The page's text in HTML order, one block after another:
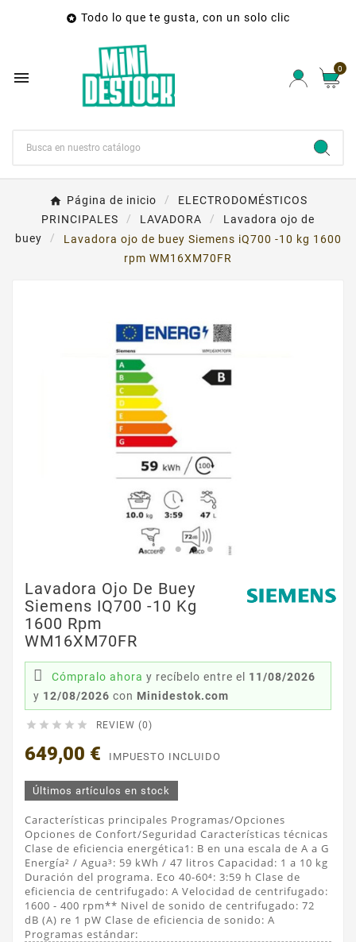
 Todo lo que te gusta, con un solo clic
 0
Página de inicio
ELECTRODOMÉSTICOS
PRINCIPALES
LAVADORA
Lavadora ojo de
buey
Lavadora ojo de buey Siemens iQ700 -10 kg 1600
rpm WM16XM70FR
Lavadora Ojo De Buey
Siemens IQ700 -10 Kg
1600 Rpm
WM16XM70FR
Cómpralo ahora y recíbelo entre el 11/08/2026
y 12/08/2026 con Minidestok.com
     REVIEW (0)
649,00 € IMPUESTO INCLUIDO
Últimos artículos en stock
Características principales Programas/Opciones
Opciones de Confort/Seguridad Características técnicas
Clase de eficiencia energética1: B en una escala de A a G
Energía² / Agua³: 59 kWh / 47 litros Capacidad: 1 a 10 kg
Duración del programa. Eco 40-60⁴: 3:59 h Clase de
eficiencia de centrifugado: A Velocidad de centrifugado:
1600 - 400 rpm** Nivel de sonido de centrifugado: 72
dB (A) re 1 pW Clase de eficiencia de sonido: A
Programas estándar:
Nombre de la lista de deseos
Cancelar